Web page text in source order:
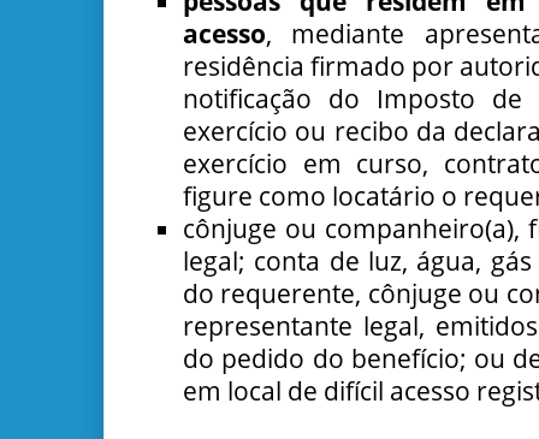
acesso, mediante
residência firmado por
notificação do Imposto de
exercício ou recibo da
exercício em curso,
figure como locatário o
cônjuge ou companheiro(a),
legal; conta de luz, água,
do requerente, cônjuge ou
representante legal,
do pedido do benefício; ou
em local de difícil acesso